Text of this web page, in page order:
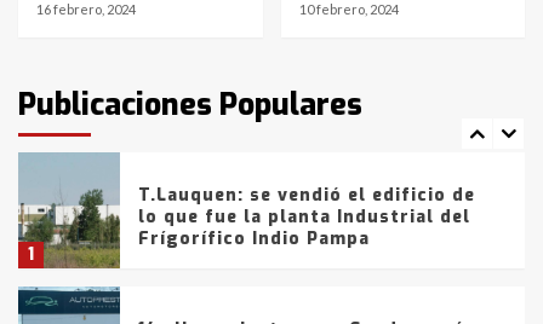
16 febrero, 2024 10 febrero, 2024
Publicaciones Populares
fueron detenidos por
comercialización de drogas en la
tarde del sábado
1
T.Lauquen: se vendió el edificio de
lo que fue la planta Industrial del
Frígorífico Indio Pampa